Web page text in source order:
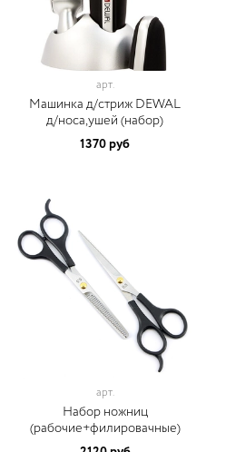
арт.
Машинка д/стриж DEWAL
д/носа,ушей (набор)
1370 руб
арт.
Набор ножниц
(рабочие+филировачные)